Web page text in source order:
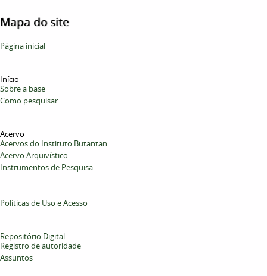
Mapa do site
Página inicial
Início
Sobre a base
Como pesquisar
Acervo
Acervos do Instituto Butantan
Acervo Arquivístico
Instrumentos de Pesquisa
Políticas de Uso e Acesso
Repositório Digital
Registro de autoridade
Assuntos